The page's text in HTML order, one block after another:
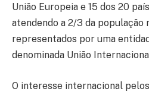
União Europeia e 15 dos 20
atendendo a 2/3 da população
representados por uma
denominada União
O interesse internacional